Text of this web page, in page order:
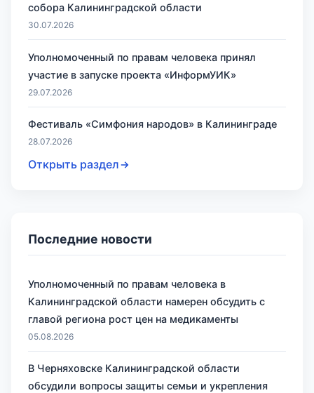
собора Калининградской области
30.07.2026
Уполномоченный по правам человека принял
участие в запуске проекта «ИнформУИК»
29.07.2026
Фестиваль «Симфония народов» в Калининграде
28.07.2026
Открыть раздел
Последние новости
Уполномоченный по правам человека в
Калининградской области намерен обсудить с
главой региона рост цен на медикаменты
05.08.2026
В Черняховске Калининградской области
обсудили вопросы защиты семьи и укрепления